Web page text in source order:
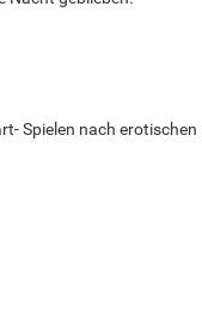
Spielen nach erotischen